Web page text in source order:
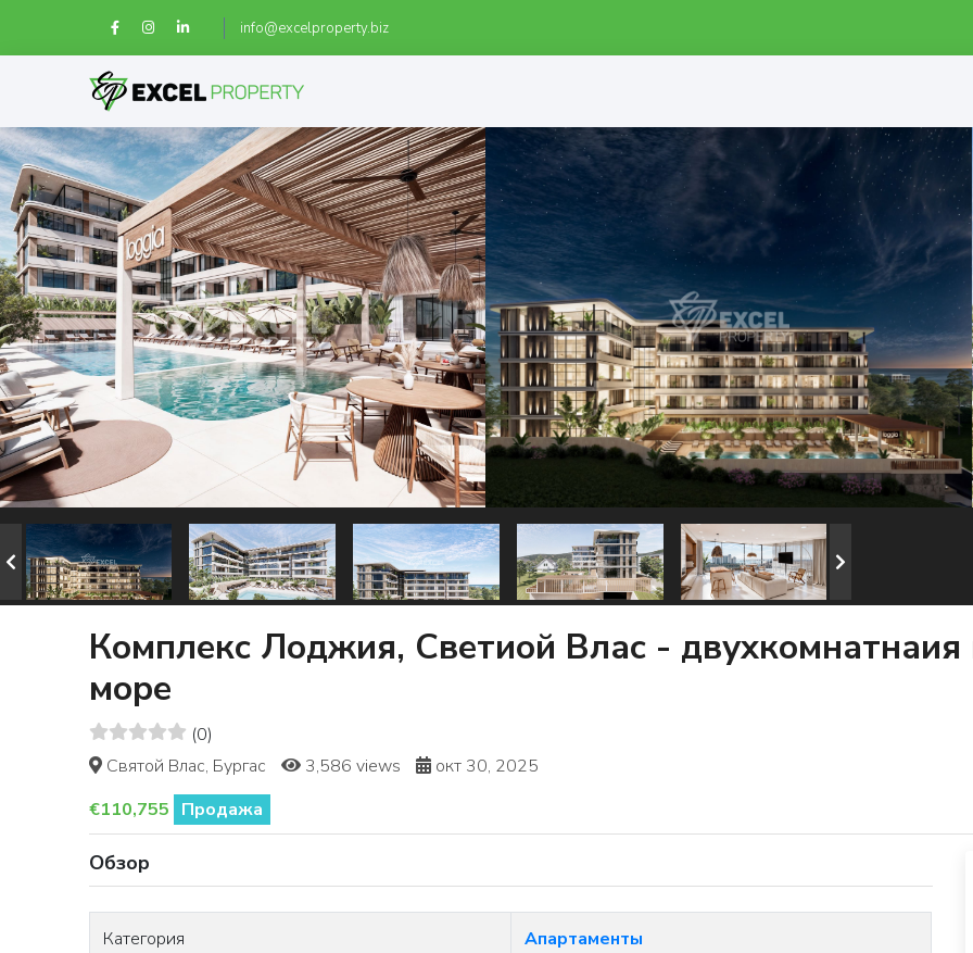
info@excelproperty.biz
Комплекс Лоджия, Светиой Влас - двухкомнатнаия
море
(0)
Святой Влас, Бургас
3,586 views
окт 30, 2025
€110,755 Продажа
Обзор
Категория Апартаменты